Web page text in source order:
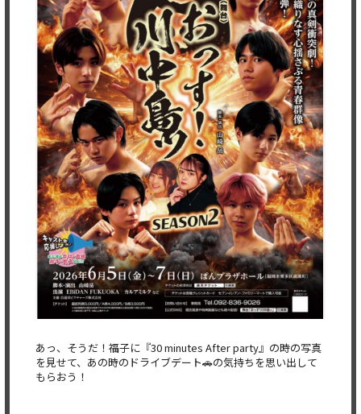
あっ、そうだ！福子に『30 minutes After party』の時の写真
を見せて、あの時のドライブデート🚗の気持ちを思い出して
もらおう！